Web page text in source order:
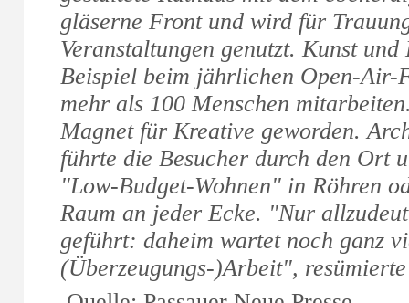
gläserne Front und wird für
Veranstaltungen genutzt. Kunst
Beispiel beim jährlichen Open-Air-
mehr als 100 Menschen
Magnet für Kreative geworden.
führte die Besucher durch den Ort
"Low-Budget-Wohnen" in Röhren
Raum an jeder Ecke. "Nur
geführt: daheim wartet noch ganz
(Überzeugungs-)Arbeit",